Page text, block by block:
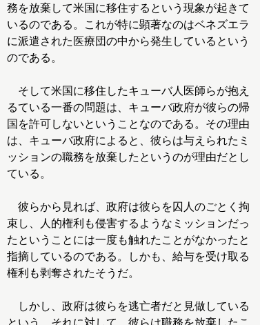
務を放棄して米国に移住するという現象が起きて
いるのである。これが特に顕著なのはベネズエラ
に派遣された医療団の中から発生しているという
のである。
そして米国に移住したキューバ人医師らが抱え
るている一番の問題は、キューバ政府が彼らの帰
国を許可しないということなのである。その理由
は、キューバ政府によると、彼らは与えられたミ
ッションの職務を放棄したというのが理由だとし
ている。
彼らから見れば、政府は彼らを囚人のごとく拘
束し、人的権利も侵害するようなミッションだっ
たということには一度も触れたことがなかったと
指摘しているのである。しかも、給与を受け取る
権利も剥奪されたそうだ。
しかし、政府は彼らを逃亡者だと見做している
という。それに対して、彼らは職務を放棄したこ